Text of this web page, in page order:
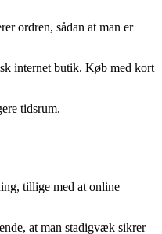
ordren, sådan at man er
internet butik. Køb med kort
tidsrum.
tillige med at online
at man stadigvæk sikrer